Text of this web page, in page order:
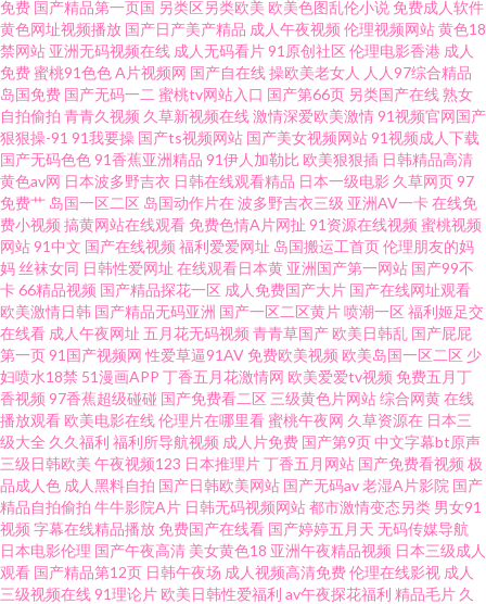
频 久草福利毛片 91超碰干人人操 黑丝美女9178 在线观看91福利 黑人性爱网
站 91tv免费的视频 韩日T_T乱轮 91超碰人人狠狠操 国产在线青青草 伊人av在
线 东方AV在线国内自拍 伪娘人妖ts 国产精品人妻偷情 国产福利院第七页 影
音先锋av成人电影 九热免费视频播放 91超碰人人红杏 国产精品婷婷综合 亚
洲av高清在线观看 黑丝美女白虎 91人人干 麻豆小视频 91免费观看 久久亚洲
熟妇熟女 91传媒真人视频 国产在线小视频 影音先锋一区资源av 国产豆花在
线播放操 91露脸熟女四川熟女 91在线免费看 婷婷在线一区 福利视频站 亚洲
黄色成人小说网站 东方av亚洲 五月天婷婷色网站 肏屄网91 国产精品干在线
91超超碰 蜜桃成人视频网 91牛牛 另类先锋变态 91社区入口 日屄视频网
92AV视频 人人插人人干91 91资源人妻 91影音资源 婷婷福利伦理影院 超碰
在线社区 婷婷五月天资源站 俺也去毛片 午夜宅男女看片视频 成人网站午夜
免费 国产精品第一页国 另类区另类欧美 欧美色图乱伦小说 免费成人软件
黄色网址视频播放 国产日产美产精品 成人午夜视频 伦理视频网站黄色18
禁网站 亚洲无码视频在线 成人无码看片91原创社区 伦理电影香港 成人
免费蜜桃91色色A片视频网 国产自在线操欧美老女人 人人97综合精品
岛国免费 国产无码一二 蜜桃tv网站入口 国产第66页 另类国产在线熟女
自拍偷拍 青青久视频 久草新视频在线激情深爱欧美激情91视频官网国产
狠狠操-91 91我要操 国产ts视频网站 国产美女视频网站91视频成人下载
国产无码色色91香蕉亚洲精品 91伊人加勒比 欧美狠狠插 日韩精品高清
黄色av网 日本波多野吉衣 日韩在线观看精品 日本一级电影 久草网页97
免费艹 岛国一区二区 岛国动作片在波多野吉衣三级 亚洲AV一卡在线免
费小视频 搞黄网站在线观看 免费色情A片网扯 91资源在线视频 蜜桃视频
网站91中文 国产在线视频 福利爱爱网址 岛国搬运工首页伦理朋友的妈
妈 丝袜女同 日韩性爱网址 在线观看日本黄 亚洲国产第一网站 国产99不
卡66精品视频 国产精品探花一区 成人免费国产大片 国产在线网址观看
欧美激情日韩 国产精品无码亚洲 国产一区二区黄片喷潮一区 福利姬足交
在线看 成人午夜网址 五月花无码视频 青青草国产 欧美日韩乱 国产屁屁
第一页91国产视频网 性爱草逼91AV 免费欧美视频 欧美岛国一区二区 少
妇喷水18禁 51漫画APP 丁香五月花激情网 欧美爱爱tv视频 免费五月丁
香视频 97香蕉超级碰碰 国产免费看二区 三级黄色片网站综合网黄在线
播放观看 欧美电影在线伦理片在哪里看蜜桃午夜网 久草资源在 日本三
级大全 久久福利 福利所导航视频 成人片免费 国产第9页中文字幕bt原声
三级日韩欧美 午夜视频123 日本推理片丁香五月网站 国产免费看视频 极
品成人色 成人黑料自拍 国产日韩欧美网站 国产无码av老湿A片影院 国产
精品自拍偷拍 牛牛影院A片 日韩无码视频网站都市激情变态另类 男女91
视频 字幕在线精品播放 免费国产在线看 国产婷婷五月天 无码传媒导航
日本电影伦理 国产午夜高清 美女黄色18 亚洲午夜精品视频 日本三级成人
观看 国产精品第12页 日韩午夜场 成人视频高清免费伦理在线影视 成人
三级视频在线91理论片 欧美日韩性爱福利 av午夜探花福利 精品毛片 久